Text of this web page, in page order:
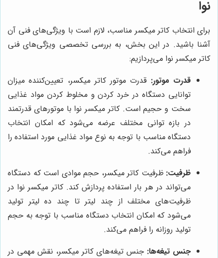
نوا
برای انتخاب کاتر میکسر مناسب، لازم است با ویژگی‌های فنی آن
آشنا باشید. در این بخش، به بررسی تخصصی ویژگی‌های فنی
کاتر میکسر نوا می‌پردازیم:
قدرت موتور: قدرت موتور کاتر میکسر، تعیین‌کننده میزان
توانایی دستگاه در خرد کردن و مخلوط کردن مواد غذایی
سخت و حجیم است. کاتر میکسر نوا با موتورهای قدرتمند
در بازه توانی مختلف عرضه می‌شود که امکان انتخاب
دستگاه مناسب با توجه به نوع مواد غذایی مورد استفاده را
فراهم می‌کند.
ظرفیت: ظرفیت کاتر میکسر، حجم موادی است که دستگاه
می‌تواند در هر بار استفاده پردازش کند. کاتر میکسر نوا در
ظرفیت‌های مختلف از چند لیتر تا چند ده لیتر تولید
می‌شود که امکان انتخاب دستگاه مناسب با توجه به حجم
تولید روزانه را فراهم می‌کند.
جنس تیغه‌ها: جنس تیغه‌های کاتر میکسر، نقش مهمی در